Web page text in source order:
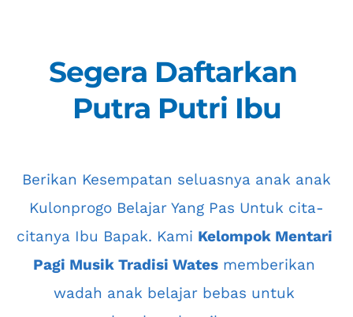
Segera Daftarkan
Putra Putri Ibu
Kulonprogo Belajar Yang Pas Untuk cita-
citanya Ibu Bapak. Kami Kelompok Mentari
Pagi Musik Tradisi Wates memberikan
wadah anak belajar bebas untuk